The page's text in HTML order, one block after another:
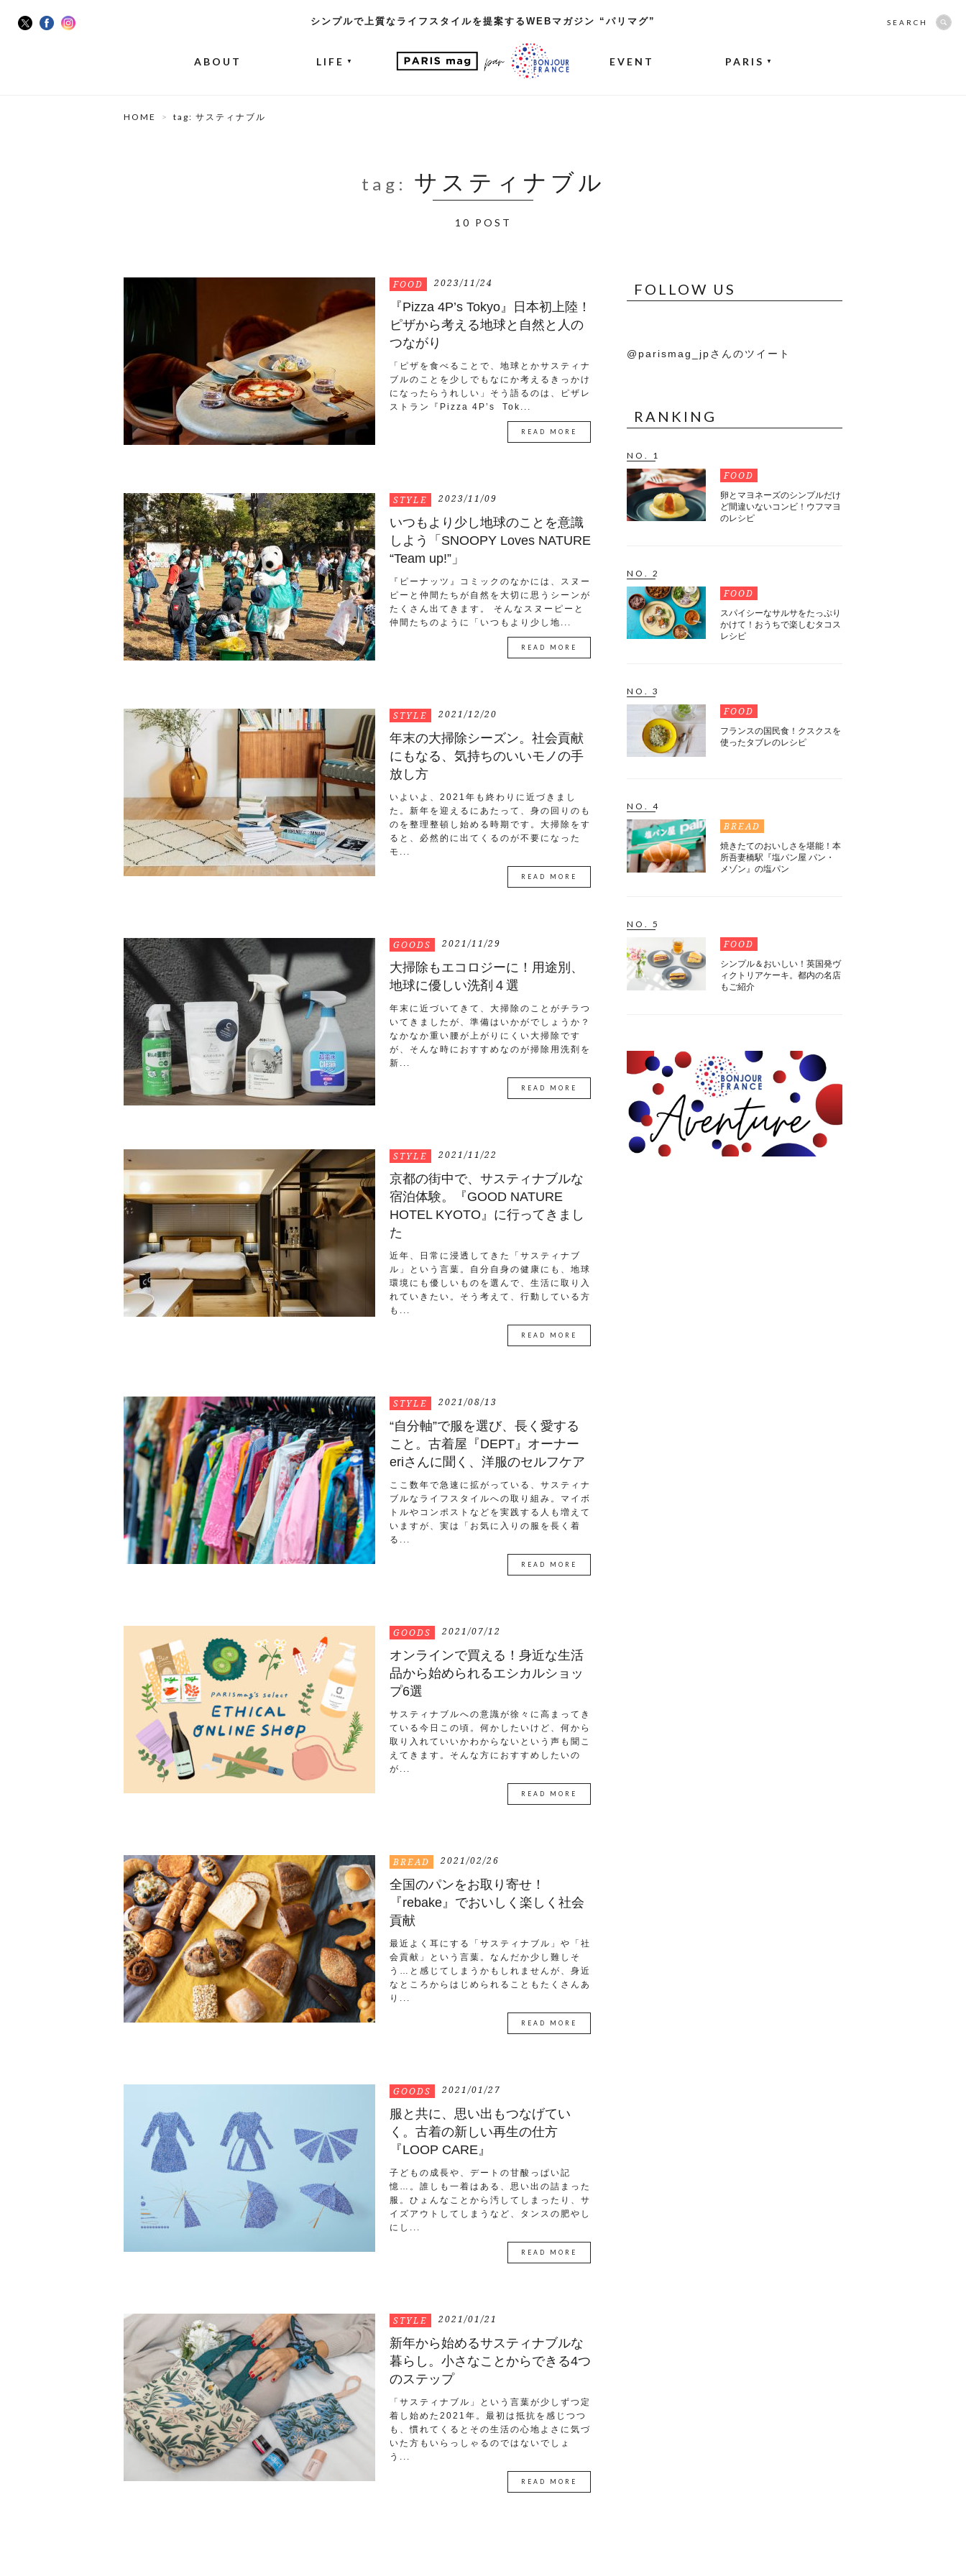
シンプルで上質なライフスタイルを提案するWEBマガジン “パリマグ”
ABOUT LIFE ▼ EVENT PARIS ▼
SEARCH
HOME tag: サスティナブル
tag: サスティナブル
10 POST
FOOD 2023/11/24
『Pizza 4P’s Tokyo』日本初上陸！
ピザから考える地球と自然と人の
つながり
「ピザを食べることで、地球とかサスティナ
ブルのことを少しでもなにか考えるきっかけ
になったらうれしい」そう語るのは、ピザレ
ストラン『Pizza 4P’s Tok...
READ MORE
STYLE 2023/11/09
いつもより少し地球のことを意識
しよう「SNOOPY Loves NATURE
“Team up!”」
『ピーナッツ』コミックのなかには、スヌー
ピーと仲間たちが自然を大切に思うシーンが
たくさん出てきます。 そんなスヌーピーと
仲間たちのように「いつもより少し地...
READ MORE
STYLE 2021/12/20
年末の大掃除シーズン。社会貢献
にもなる、気持ちのいいモノの手
放し方
いよいよ、2021年も終わりに近づきまし
た。新年を迎えるにあたって、身の回りのも
のを整理整頓し始める時期です。大掃除をす
ると、必然的に出てくるのが不要になった
モ...
READ MORE
GOODS 2021/11/29
大掃除もエコロジーに！用途別、
地球に優しい洗剤４選
年末に近づいてきて、大掃除のことがチラつ
いてきましたが、準備はいかがでしょうか？
なかなか重い腰が上がりにくい大掃除です
が、そんな時におすすめなのが掃除用洗剤を
新...
READ MORE
STYLE 2021/11/22
京都の街中で、サスティナブルな
宿泊体験。『GOOD NATURE
HOTEL KYOTO』に行ってきまし
た
近年、日常に浸透してきた「サスティナブ
ル」という言葉。自分自身の健康にも、地球
環境にも優しいものを選んで、生活に取り入
れていきたい。そう考えて、行動している方
も...
READ MORE
STYLE 2021/08/13
“自分軸”で服を選び、長く愛する
こと。古着屋『DEPT』オーナー
eriさんに聞く、洋服のセルフケア
ここ数年で急速に拡がっている、サスティナ
ブルなライフスタイルへの取り組み。マイボ
トルやコンポストなどを実践する人も増えて
いますが、実は「お気に入りの服を長く着
る...
READ MORE
GOODS 2021/07/12
オンラインで買える！身近な生活
品から始められるエシカルショッ
プ6選
サスティナブルへの意識が徐々に高まってき
ている今日この頃。何かしたいけど、何から
取り入れていいかわからないという声も聞こ
えてきます。そんな方におすすめしたいの
が...
READ MORE
BREAD 2021/02/26
全国のパンをお取り寄せ！
『rebake』でおいしく楽しく社会
貢献
最近よく耳にする「サスティナブル」や「社
会貢献」という言葉。なんだか少し難しそ
う…と感じてしまうかもしれませんが、身近
なところからはじめられることもたくさんあ
り...
READ MORE
GOODS 2021/01/27
服と共に、思い出もつなげてい
く。古着の新しい再生の仕方
『LOOP CARE』
子どもの成長や、デートの甘酸っぱい記
憶…。誰しも一着はある、思い出の詰まった
服。ひょんなことから汚してしまったり、サ
イズアウトしてしまうなど、タンスの肥やし
にし...
READ MORE
STYLE 2021/01/21
新年から始めるサスティナブルな
暮らし。小さなことからできる4つ
のステップ
「サスティナブル」という言葉が少しずつ定
着し始めた2021年。最初は抵抗を感じつつ
も、慣れてくるとその生活の心地よさに気づ
いた方もいらっしゃるのではないでしょ
う...
READ MORE
FOLLOW US
@parismag_jpさんのツイート
RANKING
NO. 1
FOOD
卵とマヨネーズのシンプルだけ
ど間違いないコンビ！ウフマヨ
のレシピ
NO. 2
FOOD
スパイシーなサルサをたっぷり
かけて！おうちで楽しむタコス
レシピ
NO. 3
FOOD
フランスの国民食！クスクスを
使ったタブレのレシピ
NO. 4
BREAD
焼きたてのおいしさを堪能！本
所吾妻橋駅『塩パン屋 パン・
メゾン』の塩パン
NO. 5
FOOD
シンプル＆おいしい！英国発ヴ
ィクトリアケーキ。都内の名店
もご紹介